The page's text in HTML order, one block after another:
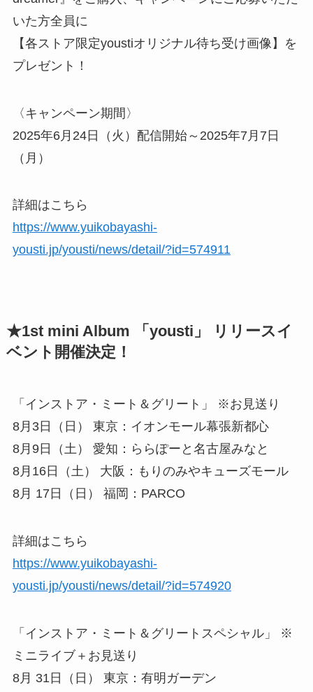
いた方全員に
【各ストア限定youstiオリジナル待ち受け画像】を
プレゼント！
〈キャンペーン期間〉
2025年6月24日（火）配信開始～2025年7月7日
（月）
詳細はこちら
https://www.yuikobayashi-
yousti.jp/yousti/news/detail/?id=574911
★1st mini Album 「yousti」 リリースイ
ベント開催決定！
「インストア・ミート＆グリート」 ※お見送り
8月3日（日） 東京：イオンモール幕張新都心
8月9日（土） 愛知：ららぽーと名古屋みなと
8月16日（土） 大阪：もりのみやキューズモール
8月 17日（日） 福岡：PARCO
詳細はこちら
https://www.yuikobayashi-
yousti.jp/yousti/news/detail/?id=574920
「インストア・ミート＆グリートスペシャル」 ※
ミニライブ＋お見送り
8月 31日（日） 東京：有明ガーデン